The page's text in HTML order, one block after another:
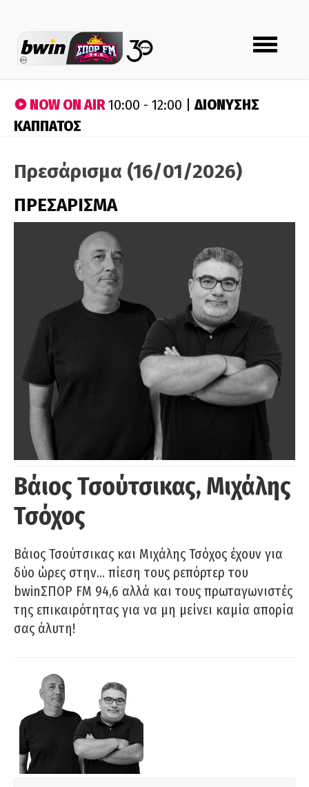
Toggle
navigation
NOW ON AIR10:00 - 12:00 |ΔΙΟΝΥΣΗΣ
ΚΑΠΠΑΤΟΣ
Πρεσάρισμα (16/01/2026)
ΠΡΕΣΑΡΙΣΜΑ
Βάιος Τσούτσικας, Μιχάλης
Τσόχος
Βάιος Τσούτσικας και Μιχάλης Τσόχος έχουν για
δύο ώρες στην… πίεση τους ρεπόρτερ του
bwinΣΠΟΡ FM 94,6 αλλά και τους πρωταγωνιστές
της επικαιρότητας για να μη μείνει καμία απορία
σας άλυτη!